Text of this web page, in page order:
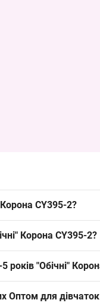
CY395-2?
Корона CY395-2?
"Обічні"
для дівчаток